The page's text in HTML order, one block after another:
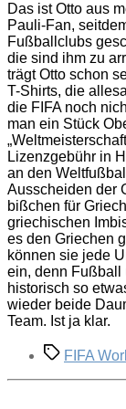
Das ist Otto aus
Pauli-Fan,
Fußballclubs
die sind ihm zu
trägt Otto schon
T-Shirts, die
die FIFA noch
man ein Stück
Lizenzgebühr in
an den
Ausscheiden der
bißchen für
griechischen
es den Griechen
können sie jede
ein, denn Fußball
historisch so
wieder beide
Team. Ist ja klar.
FIFA